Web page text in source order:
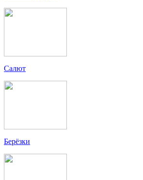
Салют
Берёзки